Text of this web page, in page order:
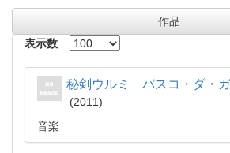
作品
表示数
秘剣ウルミ バスコ・ダ・
2011
音楽